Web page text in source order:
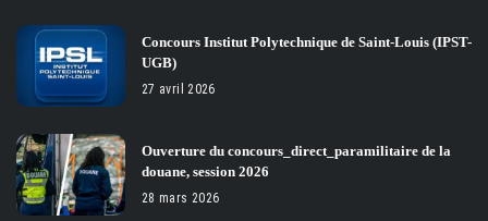
Concours Institut Polytechnique de Saint-Louis (IPST-
UGB)
27 avril 2026
Ouverture du concours_direct_paramilitaire de la
douane, session 2026
28 mars 2026